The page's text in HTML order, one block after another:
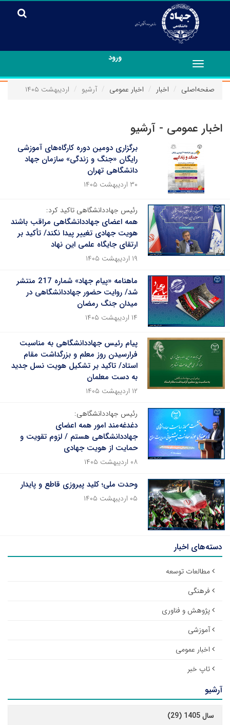
ورود
Toggle
navigation
صفحه‌اصلی
اخبار اخبار عمومی آرشیو اردیبهشت ۱۴۰۵
اخبار عمومی - آرشیو
برگزاری دومین دوره کارگاه‌های آموزشی
رایگان «جنگ و زندگی» سازمان جهاد
دانشگاهی تهران
۳۰ اردیبهشت ۱۴۰۵
رئیس جهاددانشگاهی تاکید کرد:
همه اعضای جهاددانشگاهی مراقب باشند
هویت جهادی تغییر پیدا نکند/ تأکید بر
ارتقای جایگاه علمی این نهاد
۱۹ اردیبهشت ۱۴۰۵
ماهنامه «پیام جهاد» شماره 217 منتشر
شد/ روایت حضور جهاددانشگاهی در
میدان جنگ رمضان
۱۴ اردیبهشت ۱۴۰۵
پیام رئیس جهاددانشگاهی به مناسبت
فرارسیدن روز معلم و بزرگداشت مقام
استاد/ تاکید بر تشکیل هویت نسل جدید
به دست معلمان
۱۲ اردیبهشت ۱۴۰۵
رئیس جهاددانشگاهی:
دغدغه‌مند امور همه اعضای
جهاددانشگاهی هستم / لزوم تقویت و
حمایت از هویت جهادی
۰۸ اردیبهشت ۱۴۰۵
‌وحدت ملی؛ کلید پیروزی قاطع و پایدار
۰۵ اردیبهشت ۱۴۰۵
دسته‌های اخبار
مطالعات توسعه
فرهنگی
پژوهش و فناوری
آموزشی
اخبار عمومی
تاپ خبر
آرشیو
سال 1405 (29)